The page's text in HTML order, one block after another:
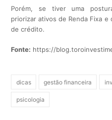
Porém, se tiver uma
priorizar ativos de Renda Fixa
de crédito.
Fonte: https://
dicas gestão financeira
psicologia